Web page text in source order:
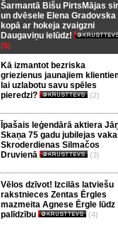
Šarmantā Bišu PirtsMājas
un dvēsele Elena Gradovska
kopā ar hokeja zvaigzni
Daugaviņu ielūdz!
(5)
Kā izmantot bezriska
griezienus jaunajiem
lai uzlabotu savu spēles
pieredzi?
(2)
Īpašais leģendārā aktiera
Skaņa 75 gadu jubilejas
Skroderdienas Silmačos
Druvienā
(3)
Vēlos dzīvot! Izcilās latviešu
rakstnieces Zentas Ērgles
mazmeita Agnese Ērgle lūdz
palīdzību
(4)